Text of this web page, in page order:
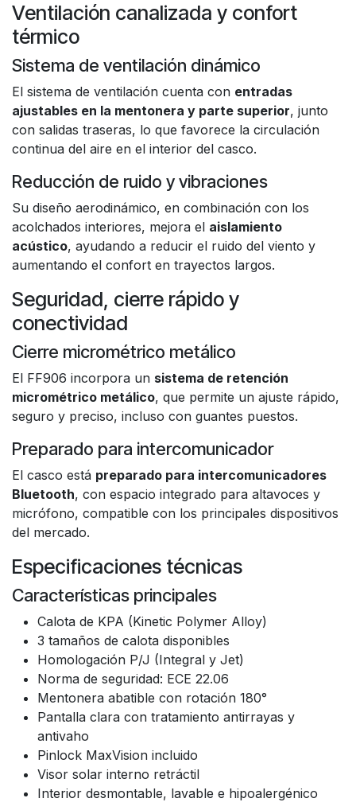
Ventilación canalizada y confort
térmico
Sistema de ventilación dinámico
El sistema de ventilación cuenta con entradas
ajustables en la mentonera y parte superior, junto
con salidas traseras, lo que favorece la circulación
continua del aire en el interior del casco.
Reducción de ruido y vibraciones
Su diseño aerodinámico, en combinación con los
acolchados interiores, mejora el aislamiento
acústico, ayudando a reducir el ruido del viento y
aumentando el confort en trayectos largos.
Seguridad, cierre rápido y
conectividad
Cierre micrométrico metálico
El FF906 incorpora un sistema de retención
micrométrico metálico, que permite un ajuste rápido,
seguro y preciso, incluso con guantes puestos.
Preparado para intercomunicador
El casco está preparado para intercomunicadores
Bluetooth, con espacio integrado para altavoces y
micrófono, compatible con los principales dispositivos
del mercado.
Especificaciones técnicas
Características principales
Calota de KPA (Kinetic Polymer Alloy)
3 tamaños de calota disponibles
Homologación P/J (Integral y Jet)
Norma de seguridad: ECE 22.06
Mentonera abatible con rotación 180°
Pantalla clara con tratamiento antirrayas y
antivaho
Pinlock MaxVision incluido
Visor solar interno retráctil
Interior desmontable, lavable e hipoalergénico